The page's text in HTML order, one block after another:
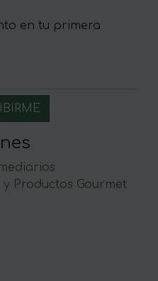
en tu primera
y Productos Gourmet